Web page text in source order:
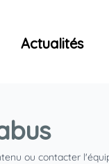
Actualités
ou contacter